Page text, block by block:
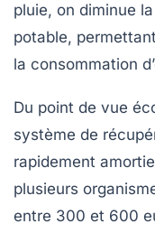
pluie, on diminue
potable,
la consommation
Du point de vue
système de
rapidement
plusieurs
entre 300 et 600